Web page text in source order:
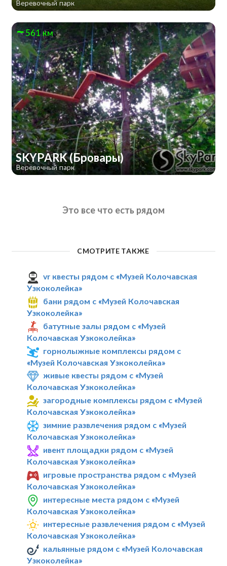
Веревочный парк
561 км
SKYPARK (Бровары)
Веревочный парк
Это все что есть рядом
СМОТРИТЕ ТАКЖЕ
vr квесты рядом с «Музей Колочавская
Узкоколейка»
бани рядом с «Музей Колочавская
Узкоколейка»
батутные залы рядом с «Музей
Колочавская Узкоколейка»
горнолыжные комплексы рядом с
«Музей Колочавская Узкоколейка»
живые квесты рядом с «Музей
Колочавская Узкоколейка»
загородные комплексы рядом с «Музей
Колочавская Узкоколейка»
зимние развлечения рядом с «Музей
Колочавская Узкоколейка»
ивент площадки рядом с «Музей
Колочавская Узкоколейка»
игровые пространства рядом с «Музей
Колочавская Узкоколейка»
интересные места рядом с «Музей
Колочавская Узкоколейка»
интересные развлечения рядом с «Музей
Колочавская Узкоколейка»
кальянные рядом с «Музей Колочавская
Узкоколейка»